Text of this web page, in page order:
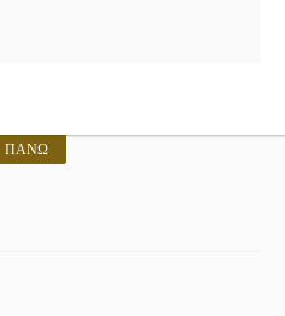
ΠΆΝΩ